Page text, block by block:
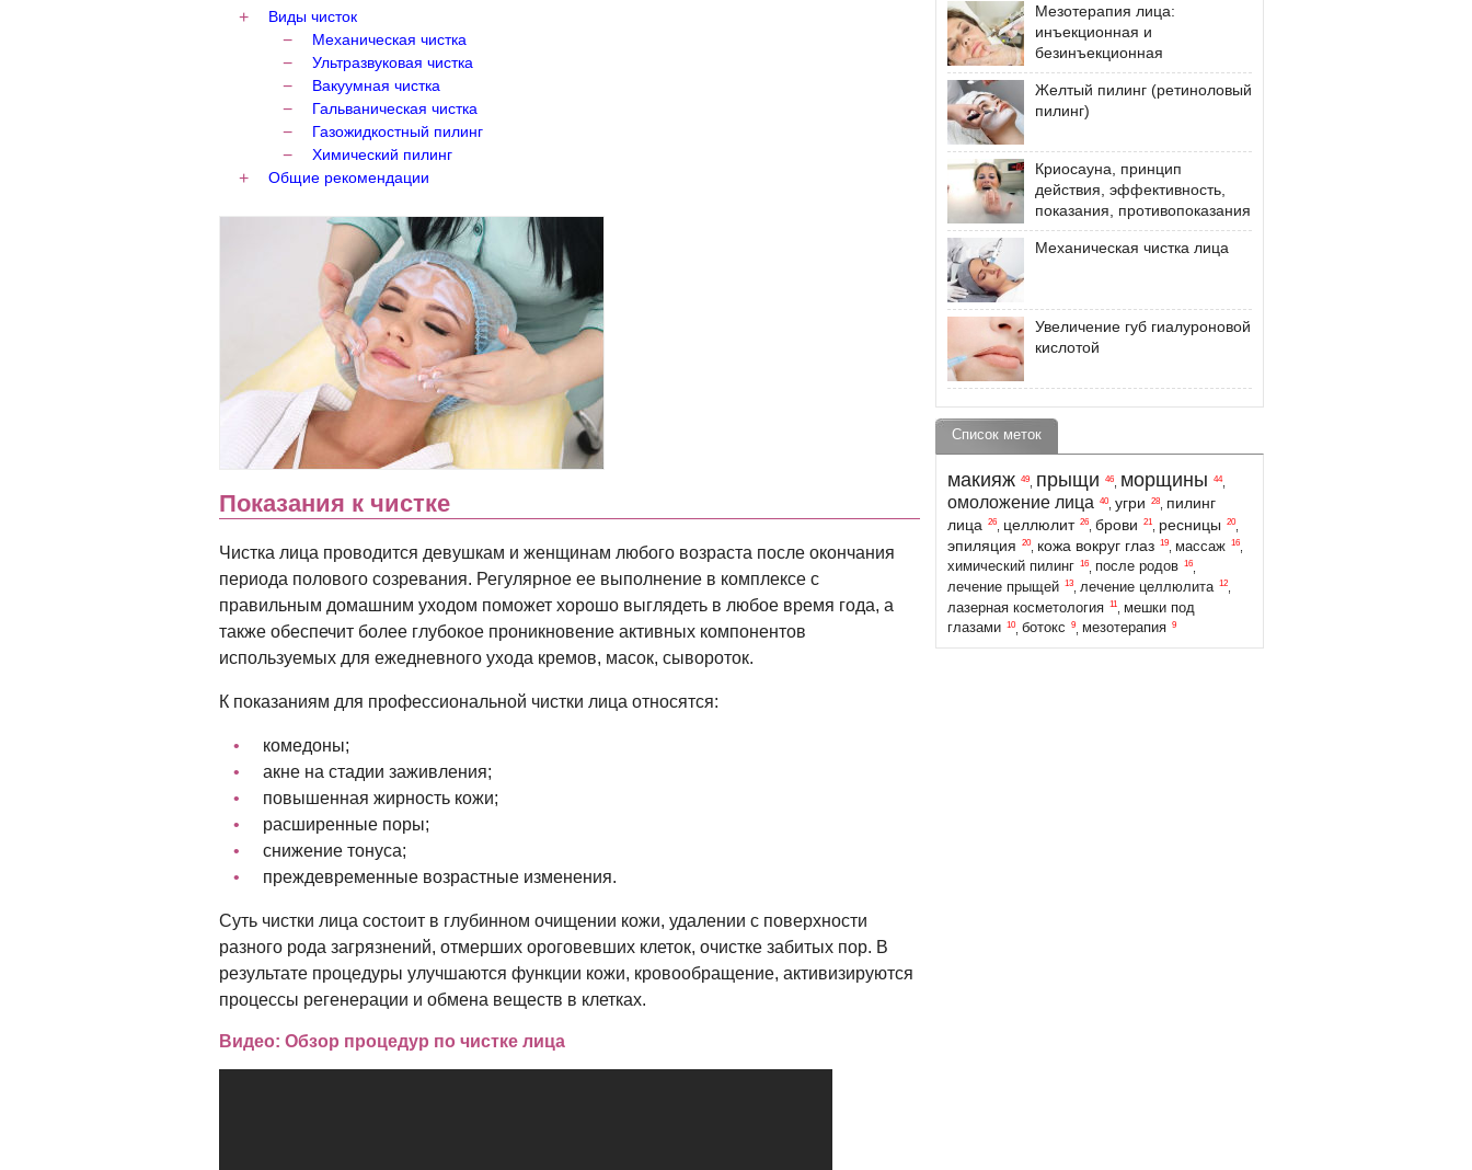
Виды чисток
Механическая чистка
Ультразвуковая чистка
Вакуумная чистка
Гальваническая чистка
Газожидкостный пилинг
Химический пилинг
Общие рекомендации
Показания к чистке
Чистка лица проводится девушкам и женщинам любого возраста после окончания
периода полового созревания. Регулярное ее выполнение в комплексе с
правильным домашним уходом поможет хорошо выглядеть в любое время года, а
также обеспечит более глубокое проникновение активных компонентов
используемых для ежедневного ухода кремов, масок, сывороток.
К показаниям для профессиональной чистки лица относятся:
комедоны;
акне на стадии заживления;
повышенная жирность кожи;
расширенные поры;
снижение тонуса;
преждевременные возрастные изменения.
Суть чистки лица состоит в глубинном очищении кожи, удалении с поверхности
разного рода загрязнений, отмерших ороговевших клеток, очистке забитых пор. В
результате процедуры улучшаются функции кожи, кровообращение, активизируются
процессы регенерации и обмена веществ в клетках.
Видео: Обзор процедур по чистке лица
Мезотерапия лица:
инъекционная и
безинъекционная
Желтый пилинг (ретиноловый
пилинг)
Криосауна, принцип
действия, эффективность,
показания, противопоказания
Механическая чистка лица
Увеличение губ гиалуроновой
кислотой
Список меток
макияж 49 прыщи 46 морщины 44,
омоложение лица 40, угри 28
пилинг
лица
26 целлюлит 26 брови 21 ресницы 20,
эпиляция 20, кожа вокруг глаз 19 массаж 16
химический пилинг 16 после родов 16
лечение прыщей 13 лечение целлюлита 12
лазерная косметология 11
мешки под
глазами 10, ботокс 9 мезотерапия 9